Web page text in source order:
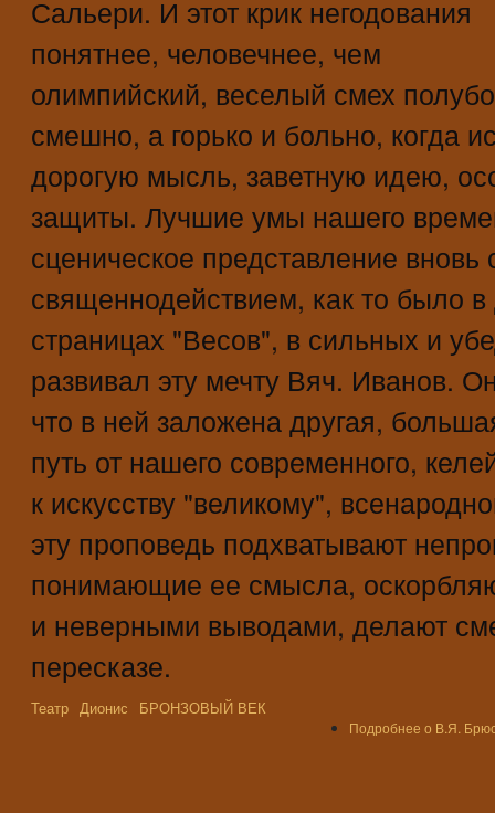
Сальери. И этот крик негодования
понятнее, человечнее, чем
олимпийский, веселый смех
смешно, а горько и больно, когда
дорогую мысль, заветную идею,
защиты. Лучшие умы нашего
сценическое представление вновь
священнодействием, как то было
страницах "Весов", в сильных и
развивал эту мечту Вяч. Иванов.
что в ней заложена другая,
путь от нашего современного,
к искусству "великому",
эту проповедь подхватывают
понимающие ее смысла,
и неверными выводами, делают
пересказе.
Театр Дионис БРОНЗОВЫЙ ВЕК
Подробнее о В.Я.